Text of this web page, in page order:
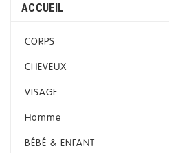
ACCUEIL
CORPS
CHEVEUX
VISAGE
Homme
BÉBÉ & ENFANT